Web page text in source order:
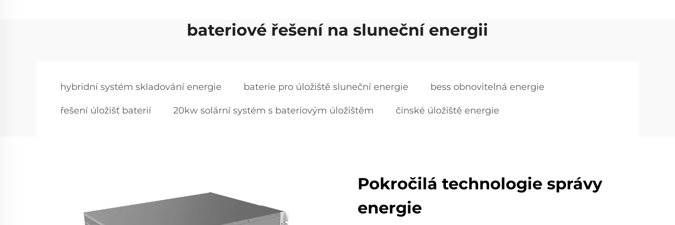
bateriové řešení na sluneční energii
hybridní systém skladování energie baterie pro úložiště sluneční energie bess obnovitelná energie
řešení úložišť baterií 20kw solární systém s bateriovým úložištěm čínské úložiště energie
Pokročilá technologie správy
energie